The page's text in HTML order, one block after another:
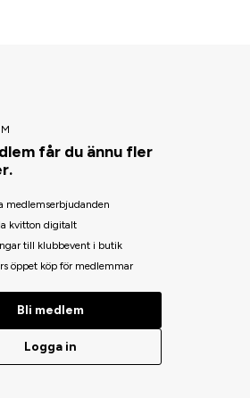
får du ännu fler
medlemserbjudanden
kvitton digitalt
till klubbevent i butik
öppet köp för medlemmar
Bli medlem
Logga in